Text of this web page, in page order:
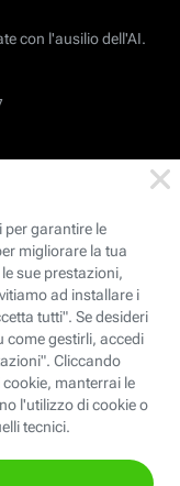
con l'ausilio dell'AI.